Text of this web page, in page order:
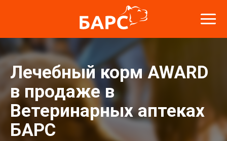
Лечебный корм AWARD
в продаже в
Ветеринарных аптеках
БАРС